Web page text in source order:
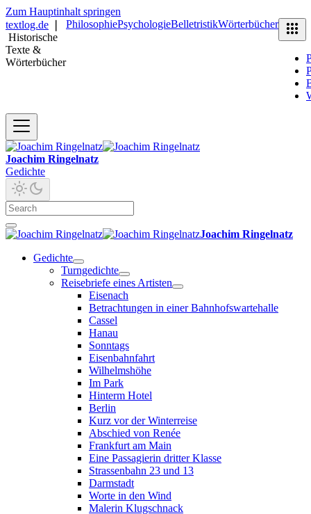
Zum Hauptinhalt springen
textlog.de
Historische
Texte &
Wörterbücher
PhilosophiePsychologieBelletristikWörterbücher
Joachim Ringelnatz
Gedichte
Joachim Ringelnatz
Gedichte
Turngedichte
Reisebriefe eines Artisten
Eisenach
Betrachtungen in einer Bahnhofswartehalle
Cassel
Hanau
Sonntags
Eisenbahnfahrt
Wilhelmshöhe
Im Park
Hinterm Hotel
Berlin
Kurz vor der Winterreise
Abschied von Renée
Frankfurt am Main
Eine Passagierin dritter Klasse
Strassenbahn 23 und 13
Darmstadt
Worte in den Wind
Malerin Klugschnack